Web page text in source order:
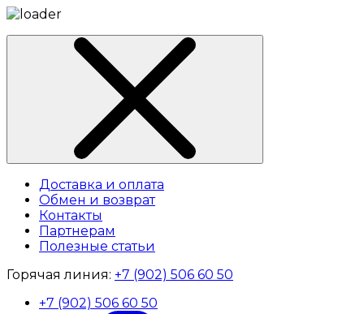
Доставка и оплата
Обмен и возврат
Контакты
Партнерам
Полезные статьи
Горячая линия: +7 (902) 506 60 50
+7 (902) 506 60 50